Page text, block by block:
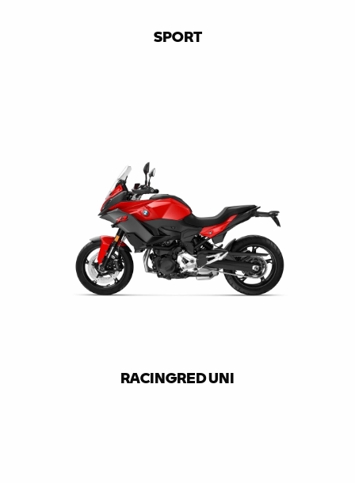
SPORT
RACINGRED UNI